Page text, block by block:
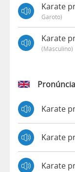
Karate
Garoto)
Karate
(masculino)
Karate
Karate
Karate